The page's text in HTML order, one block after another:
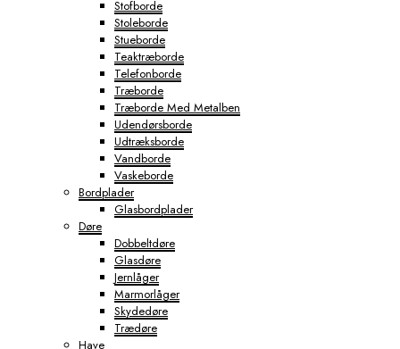
Stofborde
Stoleborde
Stueborde
Teaktræborde
Telefonborde
Træborde
Træborde Med Metalben
Udendørsborde
Udtræksborde
Vandborde
Vaskeborde
Bordplader
Glasbordplader
Døre
Dobbeltdøre
Glasdøre
Jernlåger
Marmorlåger
Skydedøre
Trædøre
Have